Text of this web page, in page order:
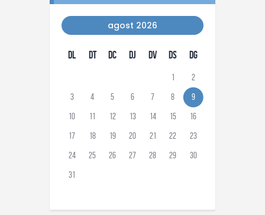
agost 2026
DL DT DC DJ DV DS DG
1 2
3 4 5 6 7 8 9
10 11 12 13 14 15 16
17 18 19 20 21 22 23
24 25 26 27 28 29 30
31